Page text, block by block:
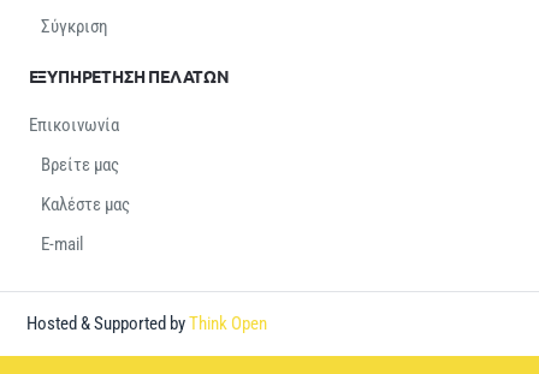
Σύγκριση
ΕΞΥΠΗΡΕΤΗΣΗ ΠΕΛΑΤΩΝ
Επικοινωνία
Βρείτε μας
Καλέστε μας
E-mail
Hosted & Supported byThink Open